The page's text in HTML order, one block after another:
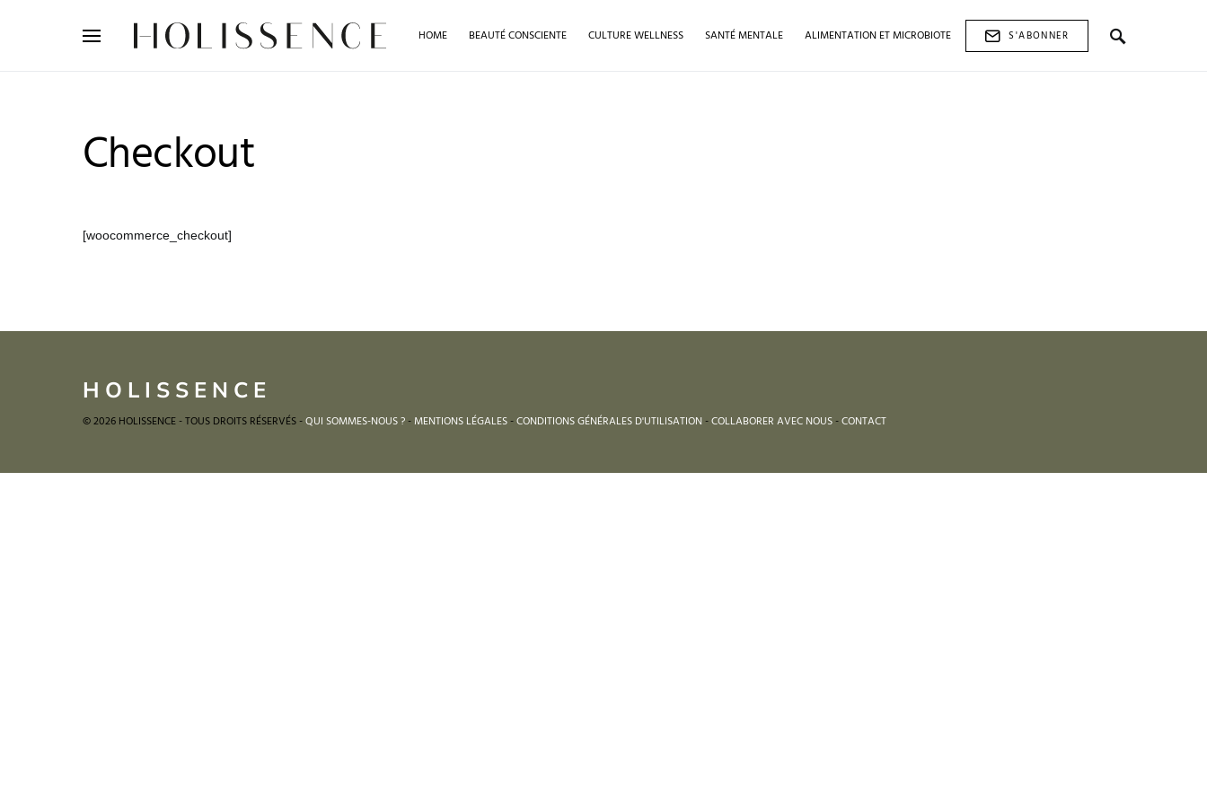
HOME BEAUTÉ CONSCIENTE CULTURE WELLNESS SANTÉ MENTALE ALIMENTATION ET MICROBIOTE
S'ABONNER
Checkout
[woocommerce_checkout]
HOLISSENCE
© 2026 HOLISSENCE - TOUS DROITS RÉSERVÉS -QUI SOMMES-NOUS ?- MENTIONS LÉGALES-CONDITIONS GÉNÉRALES D'UTILISATION-COLLABORER AVEC NOUS-CONTACT